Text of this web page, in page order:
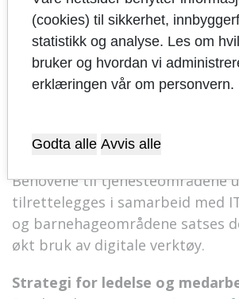
arbeidsgiver med stolte
skal arbeide systematisk og
helse, miljø og sikkerhet.
Behovene til tjenesteområdene
tilrettelegges i samarbeid med
og barnehageområdene satses
økt bruk av digitale verktøy.
Strategi for ledelse og
(cookies) til sikkerhet,
statistikk og analyse. Les om
bruker og hvordan vi
erklæringen vår om personvern.
Godta alle Avvis alle